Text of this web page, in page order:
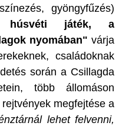
gyöngyfűzés)
húsvéti játék, a
nyomában" várja
családoknak
során a Csillagda
több állomáson
megfejtése a
lehet felvenni,